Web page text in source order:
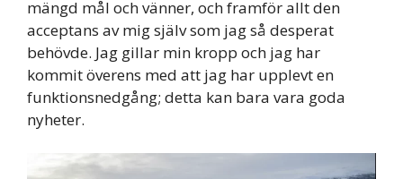
mängd mål och vänner, och framför allt den
acceptans av mig själv som jag så desperat
behövde. Jag gillar min kropp och jag har
kommit överens med att jag har upplevt en
funktionsnedgång; detta kan bara vara goda
nyheter.